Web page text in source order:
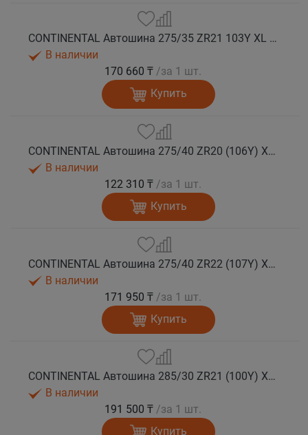
CONTINENTAL Автошина 275/35 ZR21 103Y XL FR SportContact 7 ND0 лето
В наличии
170 660 ₸ /за 1 шт.
Купить
CONTINENTAL Автошина 275/40 ZR20 (106Y) XL FR SportContact 7 лето
В наличии
122 310 ₸ /за 1 шт.
Купить
CONTINENTAL Автошина 275/40 ZR22 (107Y) XL FR SportContact 7 лето
В наличии
171 950 ₸ /за 1 шт.
Купить
CONTINENTAL Автошина 285/30 ZR21 (100Y) XL FR SportContact 7 MGT лето
В наличии
191 500 ₸ /за 1 шт.
Купить